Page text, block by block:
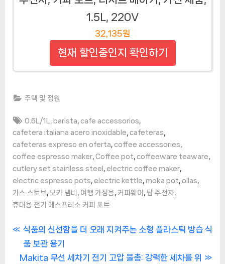
1.5L, 220V
32,135원
현재 할인중인지 확인하기
주택 및 정원
Tags:
0.6L/1L ,barista ,cafe accessorios
cafetera italiana acero inoxidable cafeteras
cafeteras expreso en oferta coffee accessories
coffee espresso maker Coffee pot coffeeware teaware
cutlery set stainless steel
electric coffee maker
electric espresso pots electric kettle moka pot ollas
가스 스토브 모카 냄비 여행 가정용 커피웨어 탑 주전자
휴대용 전기 에스프레소 커피 포트
글
탐
P
r
e
식품의 신선함을 더 오래 지켜주는 소형 플라스틱 방습 식
품 보관 용기
N
Makita 무선 세차기 전기 고압 물총: 강력한 세차를 위